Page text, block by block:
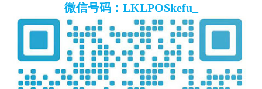
微信号码：LKLPOSkefu_